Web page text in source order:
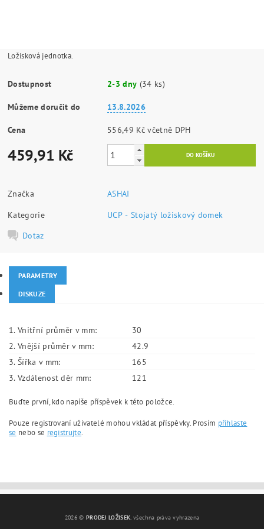
Ložisková jednotka.
Dostupnost 2-3 dny (34 ks)
Můžeme doručit do 13.8.2026
Cena 556,49 Kč včetně DPH
459,91 Kč
Značka
ASHAI
Kategorie
UCP - Stojatý ložiskový domek
Dotaz
PARAMETRY
DISKUZE
1. Vnitřní průměr v mm:
30
2. Vnější průměr v mm:
42.9
3. Šířka v mm:
165
3. Vzdálenost děr mm:
121
Buďte první, kdo napíše příspěvek k této položce.
Pouze registrovaní uživatelé mohou vkládat příspěvky. Prosím přihlaste
se nebo se registrujte.
2026 © PRODEJ LOŽISEK, všechna práva vyhrazena